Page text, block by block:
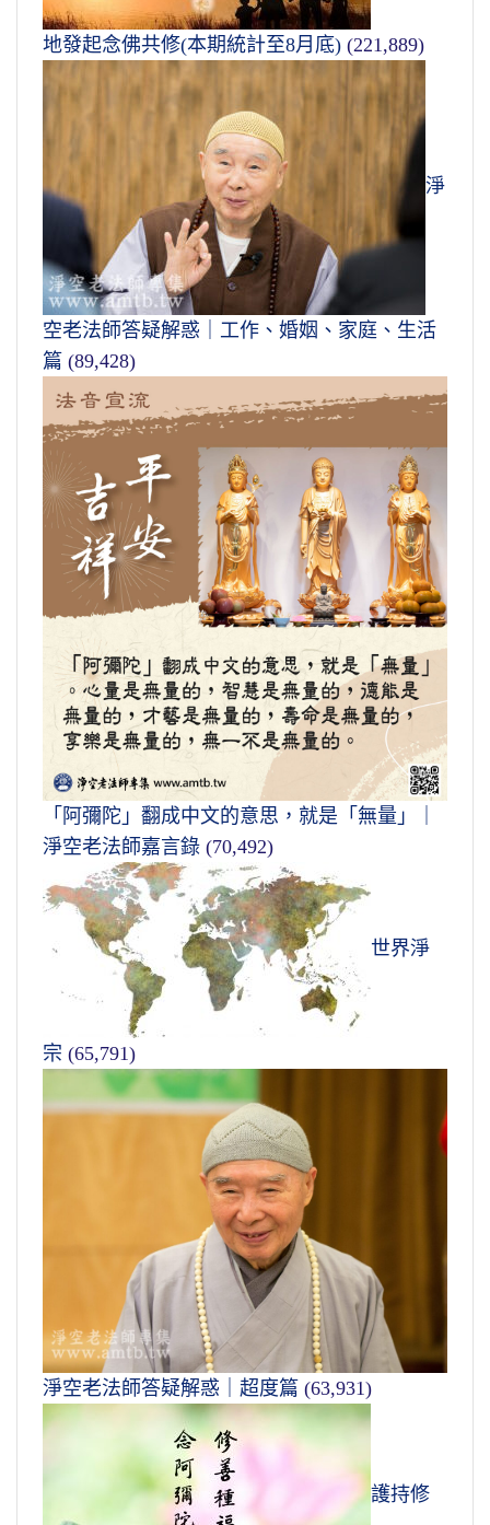
地發起念佛共修(本期統計至8月底) (221,889)
淨
空老法師答疑解惑｜工作、婚姻、家庭、生活
篇 (89,428)
「阿彌陀」翻成中文的意思，就是「無量」｜
淨空老法師嘉言錄 (70,492)
世界淨
宗 (65,791)
淨空老法師答疑解惑｜超度篇 (63,931)
護持修